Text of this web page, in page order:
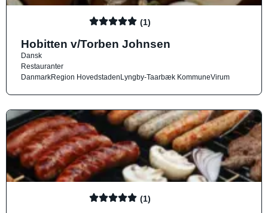
(1)
Hobitten v/Torben Johnsen
Dansk
Restauranter
DanmarkRegion HovedstadenLyngby-Taarbæk KommuneVirum
(1)